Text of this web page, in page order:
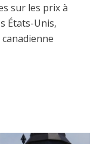
sur les prix à
États-Unis,